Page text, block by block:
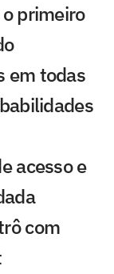
primeiro
em todas
acesso e
com